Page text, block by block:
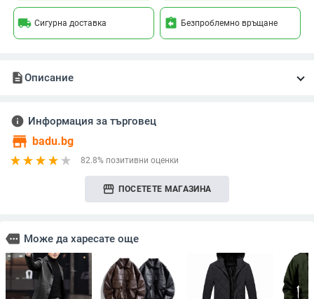
local_shipping Сигурна доставка assignment_return Безпроблемно връщане
descriptionОписание
info Информация за търговец
store badu.bg
82.8% позитивни оценки
storefront ПОСЕТЕТЕ МАГАЗИНА
more Може да харесате още